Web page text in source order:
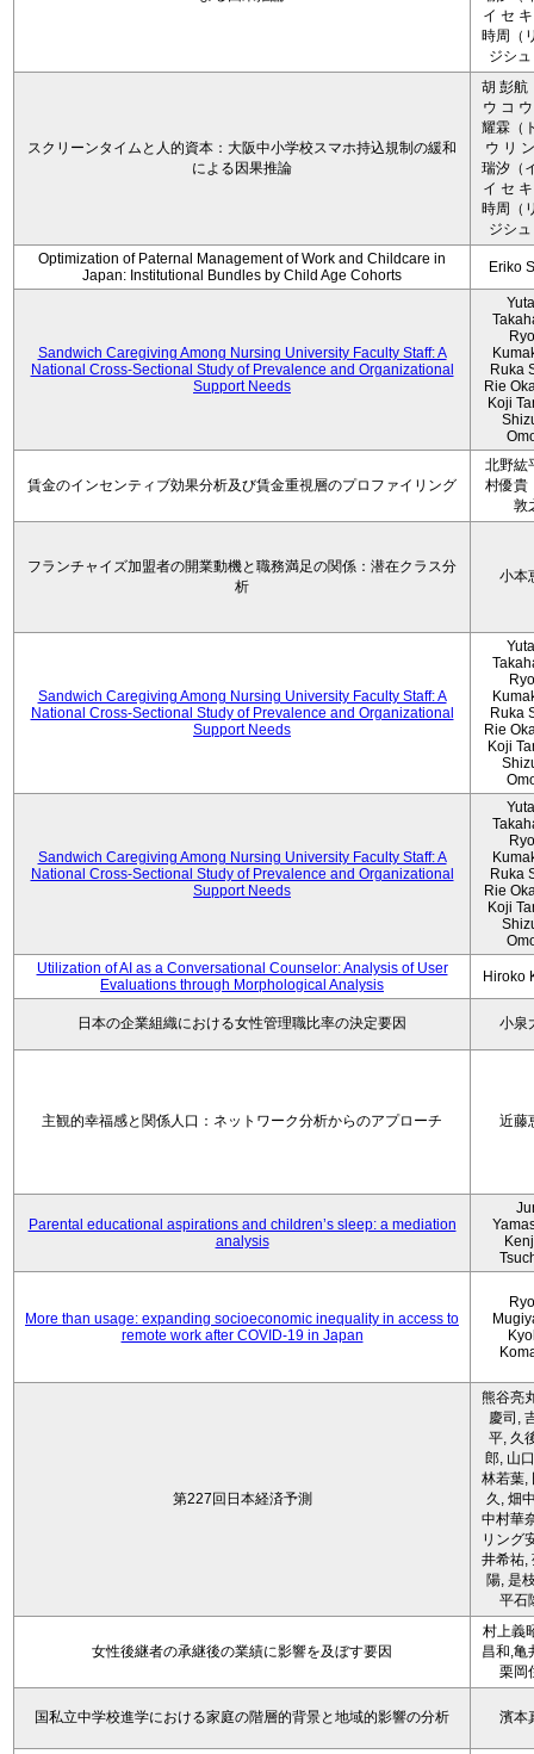
イ セ
時周（
ジシ
スクリーンタイムと人的資本：大阪中小学校スマホ持込規制の緩和
による因果推論
胡 彭航
ウ コ
耀霖（
ウ リ
瑞汐（
イ セ
時周（
ジシ
Optimization of Paternal Management of Work and Childcare in
Japan: Institutional Bundles by Child Age Cohorts
Eriko
Sandwich Caregiving Among Nursing University Faculty Staff: A
National Cross-Sectional Study of Prevalence and Organizational
Support Needs
Ruka
Rie
Koji
賃金のインセンティブ効果分析及び賃金重視層のプロファイリング
北野紘
村優貴
敦
フランチャイズ加盟者の開業動機と職務満足の関係：潜在クラス分
析
小本
Sandwich Caregiving Among Nursing University Faculty Staff: A
National Cross-Sectional Study of Prevalence and Organizational
Support Needs
Ruka
Rie
Koji
Sandwich Caregiving Among Nursing University Faculty Staff: A
National Cross-Sectional Study of Prevalence and Organizational
Support Needs
Ruka
Rie
Koji
Utilization of AI as a Conversational Counselor: Analysis of User
Evaluations through Morphological Analysis
Hiroko
日本の企業組織における女性管理職比率の決定要因 小泉
主観的幸福感と関係人口：ネットワーク分析からのアプローチ 近藤
Parental educational aspirations and children’s sleep: a mediation
analysis
More than usage: expanding socioeconomic inequality in access to
remote work after COVID-19 in Japan
第227回日本経済予測
熊谷亮
慶司,
平, 久
郎, 山
林若葉,
久, 畑
中村華
リング
井希祐,
陽, 是
平石
女性後継者の承継後の業績に影響を及ぼす要因
村上義
昌和,亀
栗岡
国私立中学校進学における家庭の階層的背景と地域的影響の分析 濱本